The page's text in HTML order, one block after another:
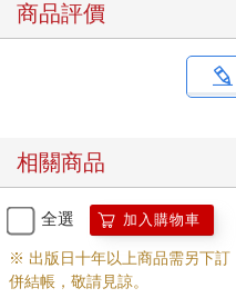
商品評價
相關商品
全選 加入購物車
※ 出版日十年以上商品需另下訂
併結帳，敬請見諒。